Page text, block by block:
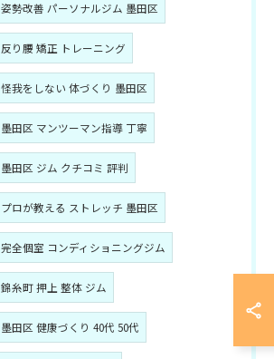
姿勢改善 パーソナルジム 墨田区
反り腰 矯正 トレーニング
怪我をしない 体づくり 墨田区
墨田区 マンツーマン指導 丁寧
墨田区 ジム クチコミ 評判
プロが教える ストレッチ 墨田区
完全個室 コンディショニングジム
錦糸町 押上 整体 ジム
墨田区 健康づくり 40代 50代